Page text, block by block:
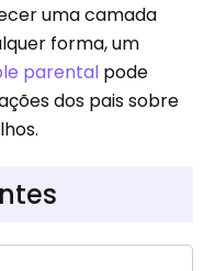
uma camada
forma, um
parental pode
dos pais sobre